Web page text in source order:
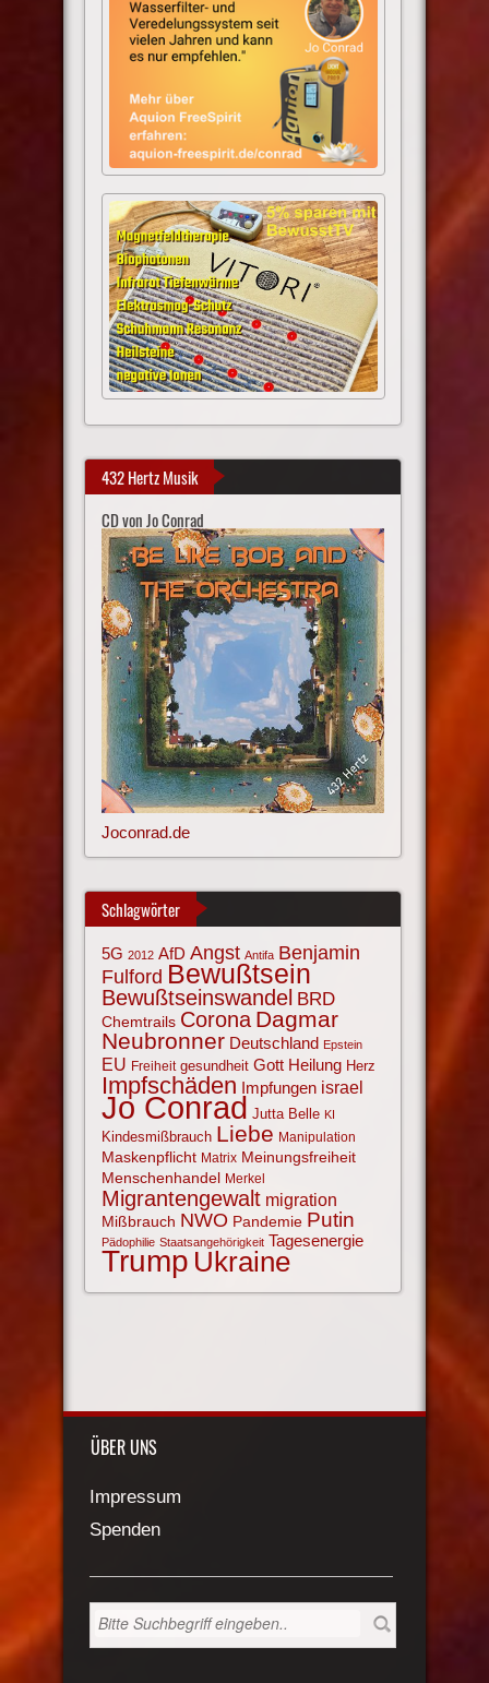
432 Hertz Musik
CD von Jo Conrad
Joconrad.de
Schlagwörter
5G 2012 AfD Angst Antifa Benjamin
Fulford Bewußtsein
Bewußtseinswandel BRD
Chemtrails Corona Dagmar
Neubronner Deutschland Epstein
EU Freiheit gesundheit Gott Heilung Herz
Impfschäden Impfungen israel
Jo Conrad Jutta Belle KI
Kindesmißbrauch Liebe Manipulation
Maskenpflicht Matrix Meinungsfreiheit
Menschenhandel Merkel
Migrantengewalt migration
Mißbrauch NWO Pandemie Putin
Pädophilie Staatsangehörigkeit Tagesenergie
Trump Ukraine
ÜBER UNS
Impressum
Spenden